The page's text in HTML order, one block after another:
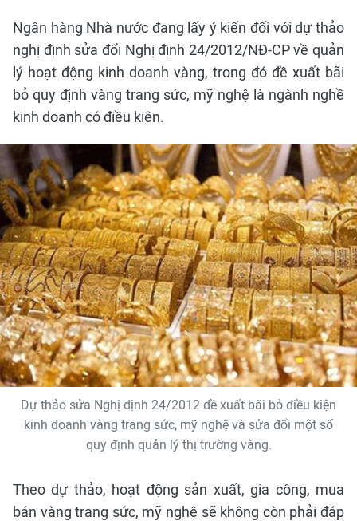
Ngân hàng Nhà nước đang lấy ý kiến đối với dự thảo
nghị định sửa đổi Nghị định 24/2012/NĐ-CP về quản
lý hoạt động kinh doanh vàng, trong đó đề xuất bãi
bỏ quy định vàng trang sức, mỹ nghệ là ngành nghề
kinh doanh có điều kiện.
Dự thảo sửa Nghị định 24/2012 đề xuất bãi bỏ điều kiện
kinh doanh vàng trang sức, mỹ nghệ và sửa đổi một số
quy định quản lý thị trường vàng.
Theo dự thảo, hoạt động sản xuất, gia công, mua
bán vàng trang sức, mỹ nghệ sẽ không còn phải đáp